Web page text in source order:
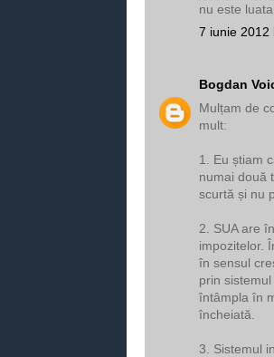
nu este
7 iunie 2012
Bogdan
Mulțam de
mult:
1. Eu știam
numai două
scurtă și nu
2. SUA are
impozitelor.
în sensul
prin
întâmpla în
încheiată.
3. Sistemul